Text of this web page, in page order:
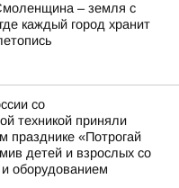
– земля с
каждый город хранит
со
техникой приняли
празднике «Потрогай
детей и взрослых со
оборудованием